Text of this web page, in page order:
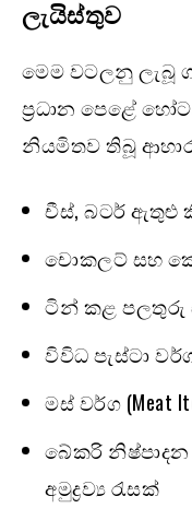
ලැයිස්තුව
මෙම වටලනු ලැබූ
ප්‍රධාන පෙළේ
නියමිතව තිබූ ආහාර
චීස්, බටර් ඇතුළු
චොකලට් සහ
ටින් කළ පලතුරු
විවිධ පැස්‍ටා
මස් වර්ග (Meat
බේකරි
අමුද්‍රව්‍ය රැසක්